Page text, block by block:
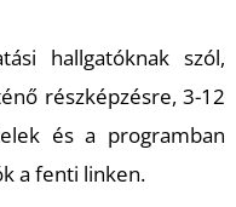
hallgatóknak szól,
részképzésre, 3-12
és a programban
a fenti linken.